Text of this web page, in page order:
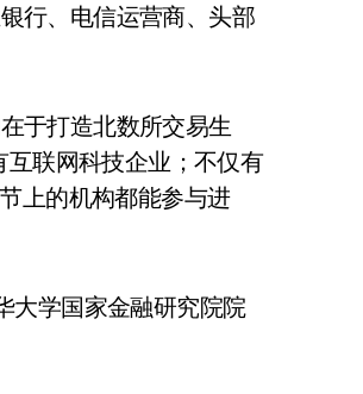
行、电信运营商、头部
于打造北数所交易生
联网科技企业；不仅有
上的机构都能参与进
大学国家金融研究院院